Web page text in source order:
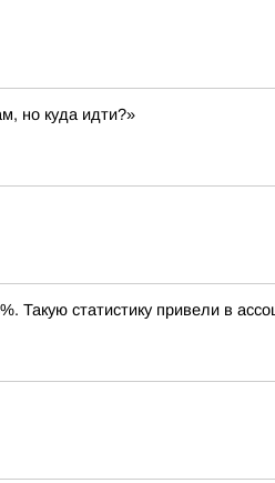
но куда идти?»
статистику привели в